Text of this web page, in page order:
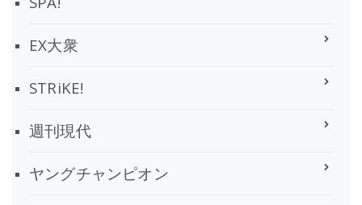
EX大衆
STRiKE!
週刊現代
ヤングチャンピオン